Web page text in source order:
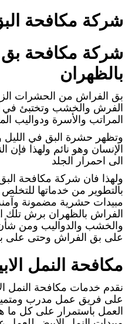
شركة مكافحة
شركة مكافحة
بالظهران
بق الفراش من الحشرات
الفرش والخشب وتختبئ في
المراتب والأسرة ودواليب
وتظهر حشرة البق في
الإنسان وهو نائم ولهذا
الى احمرار الجلد
ولهذا فان شركة مكافحة
بالتطوير من خدماتها
مبيدات حشرية مضمونة
الفراش بالظهران برش تلك
والخشب والدواليب ومن
على بق الفراش وحتى على
مكافحة النمل
نقدم خدمات مكافحة النمل
على فريق عمل مدرب
العمل باستمرار على كل